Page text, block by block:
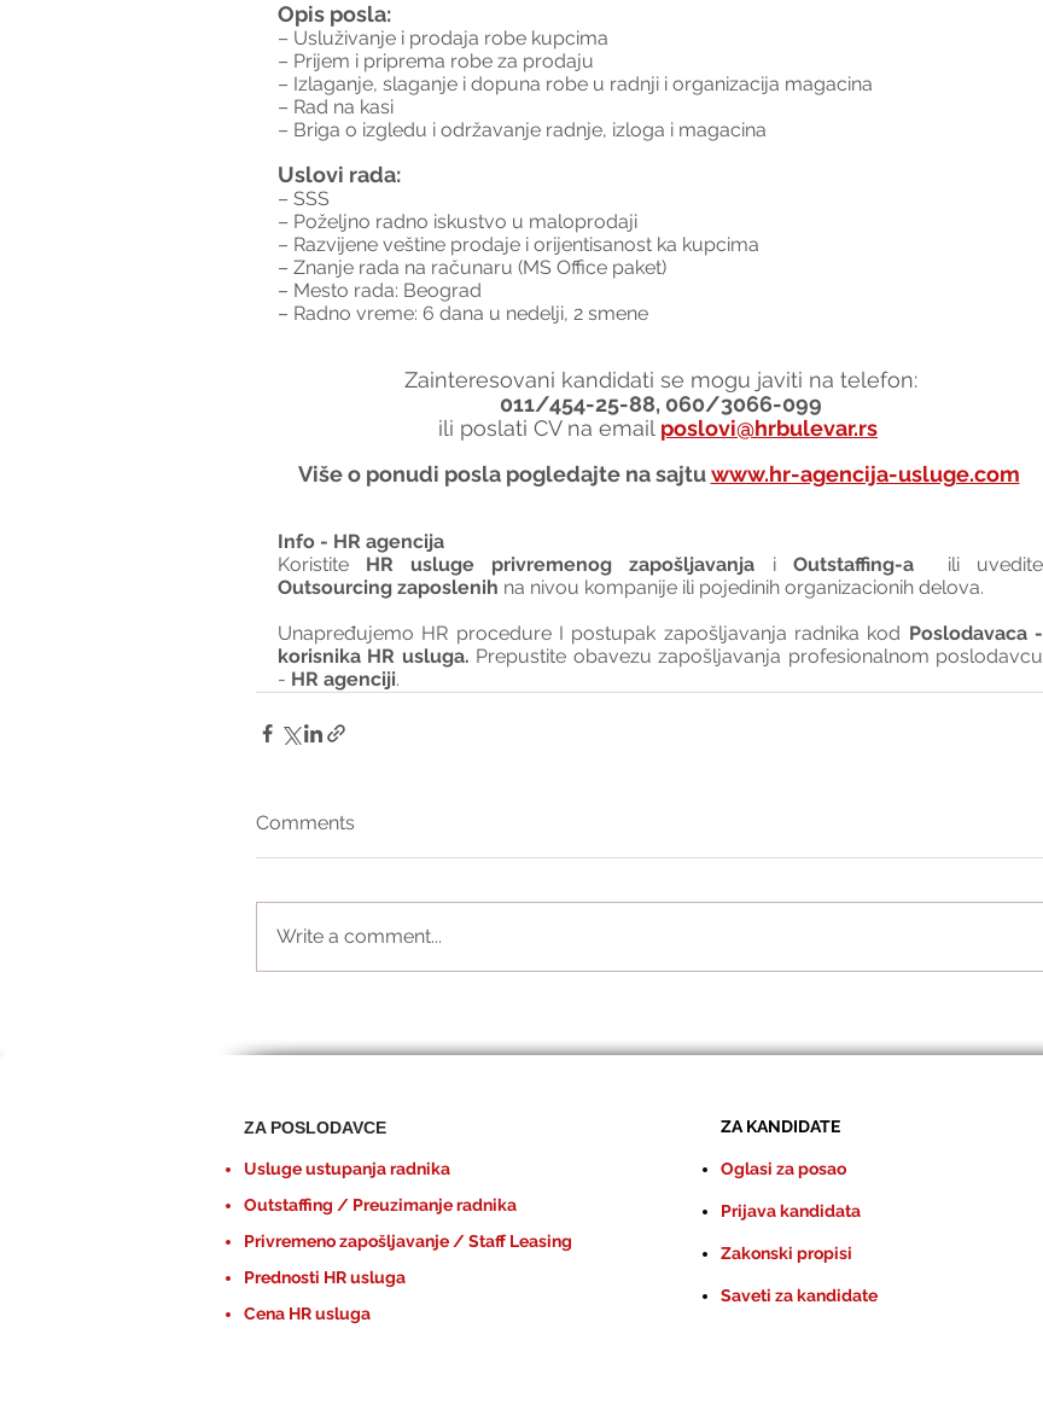
Opis posla:
– Usluživanje i prodaja robe kupcima
– Prijem i priprema robe za prodaju
– Izlaganje, slaganje i dopuna robe u radnji i organizacija magacina
– Rad na kasi
– Briga o izgledu i održavanje radnje, izloga i magacina
Uslovi rada:
– SSS
– Poželjno radno iskustvo u maloprodaji
– Razvijene veštine prodaje i orijentisanost ka kupcima
– Znanje rada na računaru (MS Office paket)
– Mesto rada: Beograd
– Radno vreme: 6 dana u nedelji, 2 smene
Zainteresovani kandidati se mogu javiti na telefon:
011/454-25-88, 060/3066-099
ili poslati CV na email poslovi@hrbulevar.rs
Više o ponudi posla pogledajte na sajtu www.hr-agencija-usluge.com
Info - HR agencija
Koristite HR usluge privremenog zapošljavanja i Outstaffing-a
Outsourcing zaposlenih na nivou kompanije ili pojedinih organizacionih delova.
Unapređujemo HR procedure I postupak zapošljavanja radnika kod Poslodavaca -
korisnika HR usluga. Prepustite obavezu zapošljavanja profesionalnom poslodavcu
- HR agenciji.
Comments
Write a comment...
ZA POSLODAVCE
Usluge ustupanja radnika
Outstaffing / Preuzimanje radnika
Privremeno zapošljavanje / Staff Leasing
Prednosti HR usluga
Cena HR usluga
ZA KANDIDATE
Oglasi za posao
Prijava kandidata
Zakonski propisi
Saveti za kandidate